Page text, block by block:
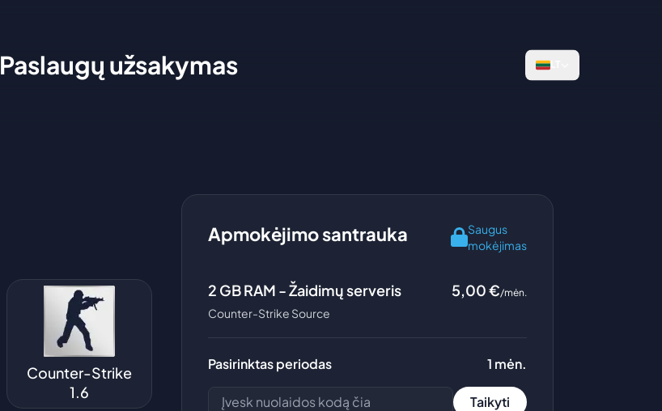
Paslaugų užsakymas
Counter-Strike
1.6
Apmokėjimo santrauka
Saugus
mokėjimas
2 GB RAM -Žaidimų serveris
Counter-Strike Source
5,00€/mėn.
Pasirinktas periodas 1 mėn.
Taikyti